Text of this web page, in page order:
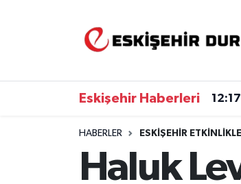
Eskişehir Haberleri 12:17
HABERLER ESKIŞEHIR
Haluk
Eskişehir Nöbetçi Eczaneler